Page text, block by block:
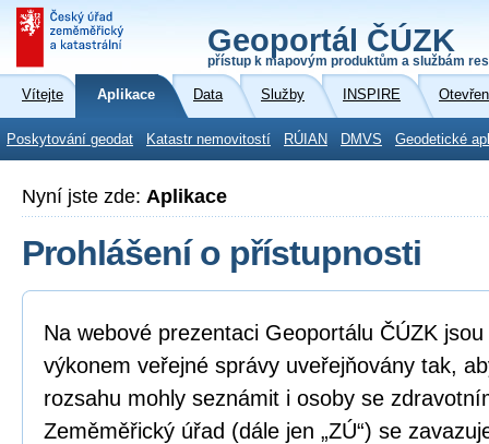
Geoportál ČÚZK
přístup k mapovým produktům a službám
Vítejte Aplikace Data Služby INSPIRE
Poskytování geodat Katastr nemovitostí RÚIAN DMVS Geodetické
Nyní jste zde: Aplikace
Prohlášení o přístupnosti
Na webové prezentaci Geoportálu ČÚZK
výkonem veřejné správy uveřejňovány tak,
rozsahu mohly seznámit i osoby se
Zeměměřický úřad (dále jen „ZÚ“) se